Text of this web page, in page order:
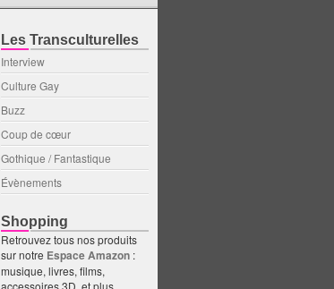
Les Transculturelles
Interview
Culture Gay
Buzz
Coup de cœur
Gothique / Fantastique
Évènements
Shopping
Retrouvez tous nos produits
sur notre Espace Amazon :
musique, livres, films,
accessoires 3D, et plus